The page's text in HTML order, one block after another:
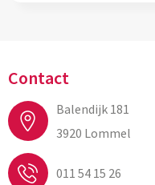
Contact
Balendijk 181
3920 Lommel
011 54 15 26